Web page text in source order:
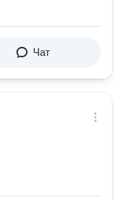
Чат